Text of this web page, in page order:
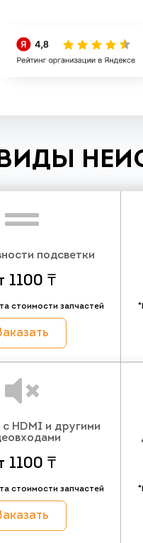
подсветки
1100 ₸
стоимости запчастей
HDMI и другими
1100 ₸
стоимости запчастей